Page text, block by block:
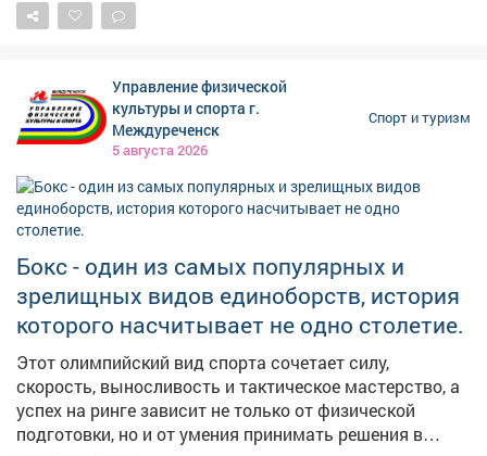
что нужно, чтобы воспитать настоящего чемпиона. Не
Управление физической
культуры и спорта г.
Междуреченск
5 августа 2026
Спорт и туризм
Бокс - один из самых популярных и
зрелищных видов единоборств, история
которого насчитывает не одно столетие.
Этот олимпийский вид спорта сочетает силу,
скорость, выносливость и тактическое мастерство, а
успех на ринге зависит не только от физической
подготовки, но и от умения принимать решения в